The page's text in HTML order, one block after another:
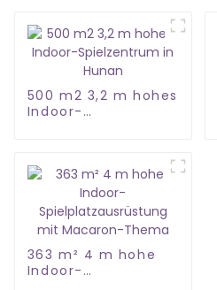
500 m2 3,2 m hohes
Indoor-
363 m² 4 m hohe
Indoor-